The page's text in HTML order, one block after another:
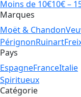
Moins de 10€10€ –
Marques
Moët & Chandon
PérignonRuinart
Pays
EspagneFranceItalie
Spiritueux
Catégorie